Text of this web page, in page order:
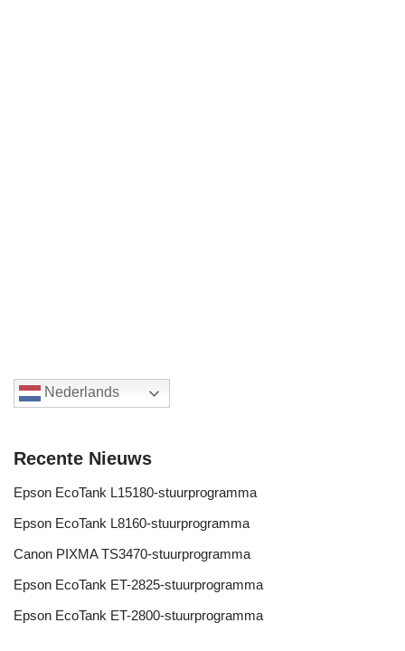
Nederlands
Recente Nieuws
Epson EcoTank L15180-stuurprogramma
Epson EcoTank L8160-stuurprogramma
Canon PIXMA TS3470-stuurprogramma
Epson EcoTank ET-2825-stuurprogramma
Epson EcoTank ET-2800-stuurprogramma